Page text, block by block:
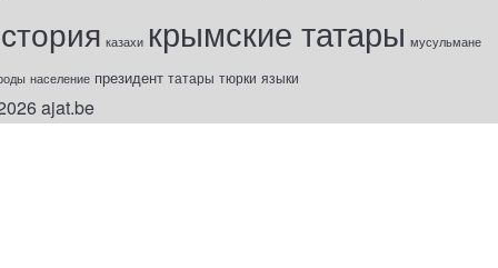
казахи крымские татары мусульмане
население президент татары тюрки языки
ajat.be